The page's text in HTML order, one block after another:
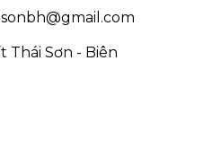
Thái Sơn - Biên